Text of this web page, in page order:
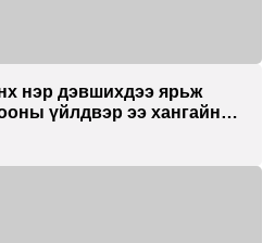
нэр дэвшихдээ ярьж
үйлдвэр ээ хангайн
хэрэгжүүлэхийг зорьж